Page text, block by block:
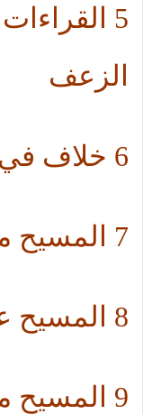
5 القراءات الكنسية لعيد أحد
الزعف
6 خلاف في معني المُلك
7 المسيح ملكنا
8 المسيح عادل ومنصور
9 المسيح ملك السلام